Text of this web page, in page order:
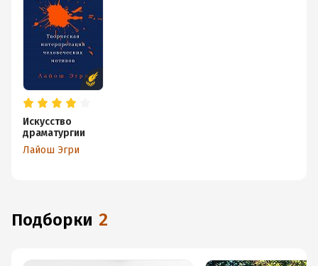
Искусство
драматургии
Лайош Эгри
Подборки 2